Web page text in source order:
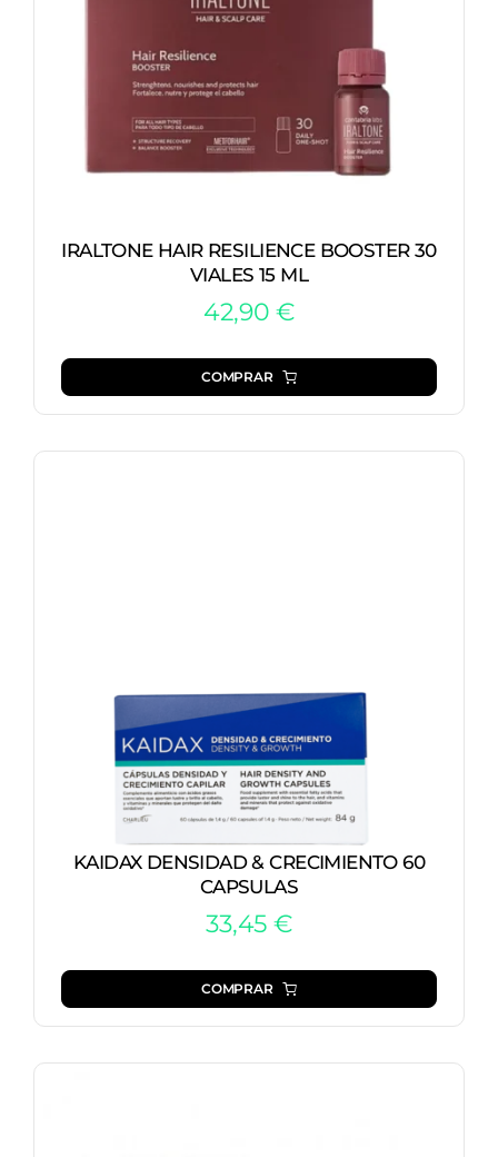
IRALTONE HAIR RESILIENCE BOOSTER 30
VIALES 15 ML
42,90€
COMPRAR
KAIDAX DENSIDAD & CRECIMIENTO 60
CAPSULAS
33,45 €
COMPRAR